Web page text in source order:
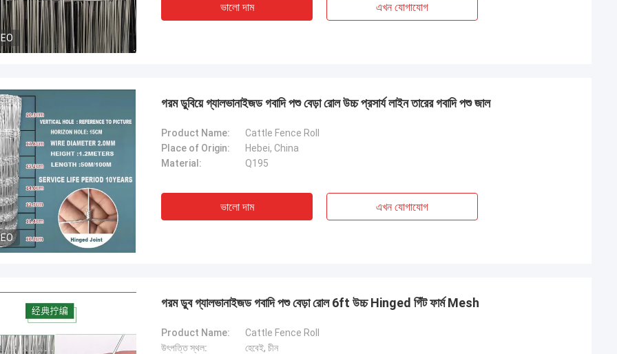
ভালো দাম এখন যোগাযোগ
গরম ডুবিয়ে গ্যালভানাইজড গবাদি পশু বেড়া রোল উচ্চ প্রসার্য লাইন তারের গবাদি পশু জাল
Product Name:
Cattle Fence Roll
Place of Origin:
Hebei, China
Material:
Q195
ভালো দাম এখন যোগাযোগ
গরম ডুব গ্যালভানাইজড গবাদি পশু বেড়া রোল 6ft উচ্চ Hinged গিঁট ফার্ম Mesh
Product Name:
Cattle Fence Roll
উৎপত্তি স্থল:
হেবেই, চীন